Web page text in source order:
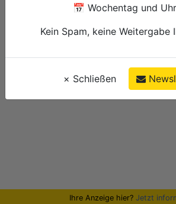
Ihre Anzeige hier? Jetzt
📅 Wochentag und
Kein Spam, keine Weitergabe
× Schließen